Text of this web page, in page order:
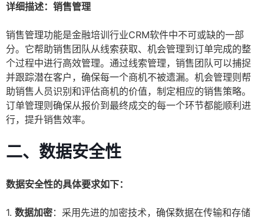
详细描述：销售管理
销售管理功能是金融培训行业CRM软件中不可或缺的一部
分。它帮助销售团队从线索获取、机会管理到订单完成的整
个过程中进行高效管理。通过线索管理，销售团队可以捕捉
并跟踪潜在客户，确保每一个商机不被遗漏。机会管理则帮
助销售人员识别和评估商机的价值，制定相应的销售策略。
订单管理则确保从报价到最终成交的每一个环节都能顺利进
行，提升销售效率。
二、数据安全性
数据安全性的具体要求如下：
1. 数据加密：采用先进的加密技术，确保数据在传输和存储